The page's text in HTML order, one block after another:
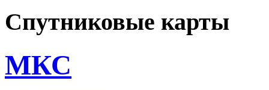
Спутниковые карты
МКС